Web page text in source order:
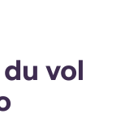
vol